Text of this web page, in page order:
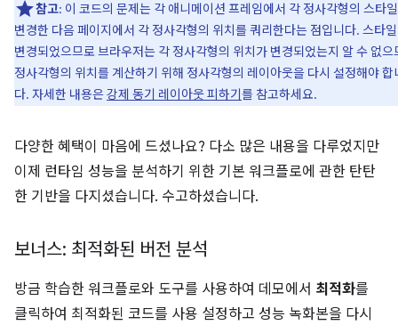
참고: 이 코드의 문제는 각 애니메이션 프레임에서 각 정사각형의 스타
변경한 다음 페이지에서 각 정사각형의 위치를 쿼리한다는 점입니다. 스타
변경되었으므로 브라우저는 각 정사각형의 위치가 변경되었는지 알 수 없으
정사각형의 위치를 계산하기 위해 정사각형의 레이아웃을 다시 설정해야 합
다. 자세한 내용은강제 동기 레이아웃 피하기를 참고하세요.
다양한 혜택이 마음에 드셨나요? 다소 많은 내용을 다루었지만
이제 런타임 성능을 분석하기 위한 기본 워크플로에 관한 탄탄
한 기반을 다지셨습니다. 수고하셨습니다.
보너스: 최적화된 버전 분석
방금 학습한 워크플로와 도구를 사용하여 데모에서 최적화를
클릭하여 최적화된 코드를 사용 설정하고 성능 녹화본을 다시